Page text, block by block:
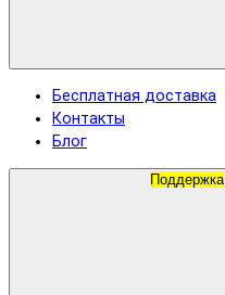
Бесплатная доставка
Контакты
Блог
Поддержка